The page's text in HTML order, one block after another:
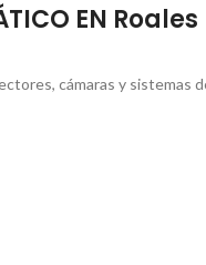
EN Roales
cámaras y sistemas